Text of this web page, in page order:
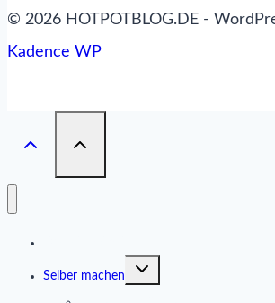
© 2026 HOTPOTBLOG.DE -
Kadence WP
Selber machen
Untermenü